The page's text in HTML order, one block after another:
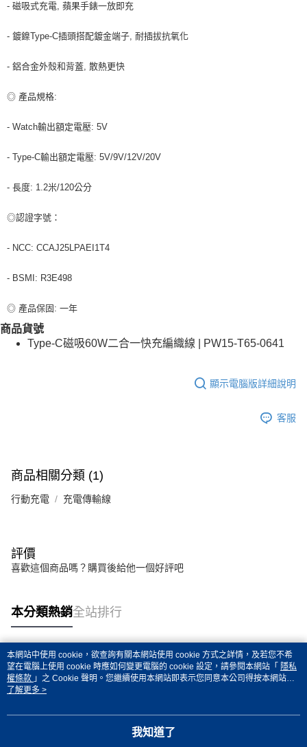
- 磁吸式充電, 蘋果手錶一放即充
- 鍍鎳Type-C插頭搭配鍍金端子, 耐插拔抗氧化
- 鋁合金外殼和背蓋, 散熱更快
◎ 產品規格:
- Watch輸出額定電壓: 5V
- Type-C輸出額定電壓: 5V/9V/12V/20V
- 長度: 1.2米/120公分
◎認證字號：
- NCC: CCAJ25LPAEI1T4
- BSMI: R3E498
◎ 產品保固: 一年
商品貨號
Type-C磁吸60W二合一快充編織線 | PW15-T65-0641
顯示電腦版詳細說明
客服
商品相關分類 (1)
行動充電 充電傳輸線
評價
喜歡這個商品嗎？購買後給他一個好評吧
本分類熱銷全站排行
熱門標籤
本網站中使用 cookie，欲查詢有關本網站使用 cookie 方式之詳情，及若您不希
望在電腦上使用 cookie 時應如何變更電腦的 cookie 設定，請參閱本網站「 隱私
權條款 」之 Cookie 聲明。您繼續使用本網站即表示您同意本公司得按本網站使
用條款之 Cookie 聲明使用 cookie。
了解更多 >
我知道了